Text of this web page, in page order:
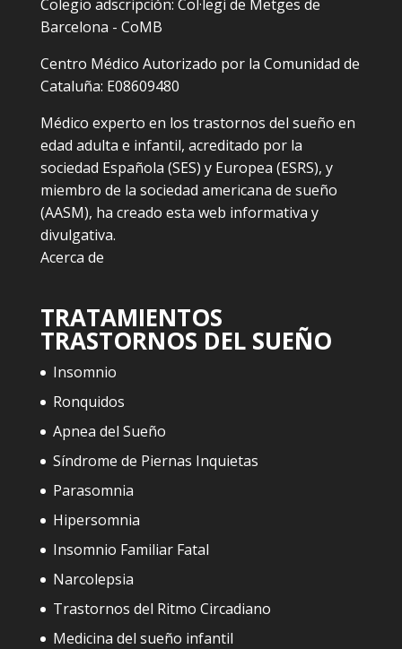
Colegio adscripción: Col·legi de Metges de
Barcelona - CoMB
Centro Médico Autorizado por la Comunidad de
Cataluña: E08609480
Médico experto en los trastornos del sueño en
edad adulta e infantil, acreditado por la
sociedad Española (SES) y Europea (ESRS), y
miembro de la sociedad americana de sueño
(AASM), ha creado esta web informativa y
divulgativa.
Acerca de
TRATAMIENTOS
TRASTORNOS DEL SUEÑO
Insomnio
Ronquidos
Apnea del Sueño
Síndrome de Piernas Inquietas
Parasomnia
Hipersomnia
Insomnio Familiar Fatal
Narcolepsia
Trastornos del Ritmo Circadiano
Medicina del sueño infantil